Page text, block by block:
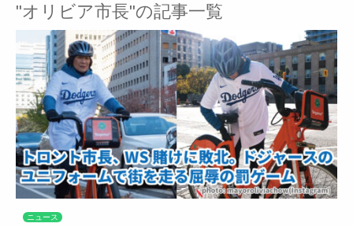
"オリビア市長"の記事一覧
ニュース